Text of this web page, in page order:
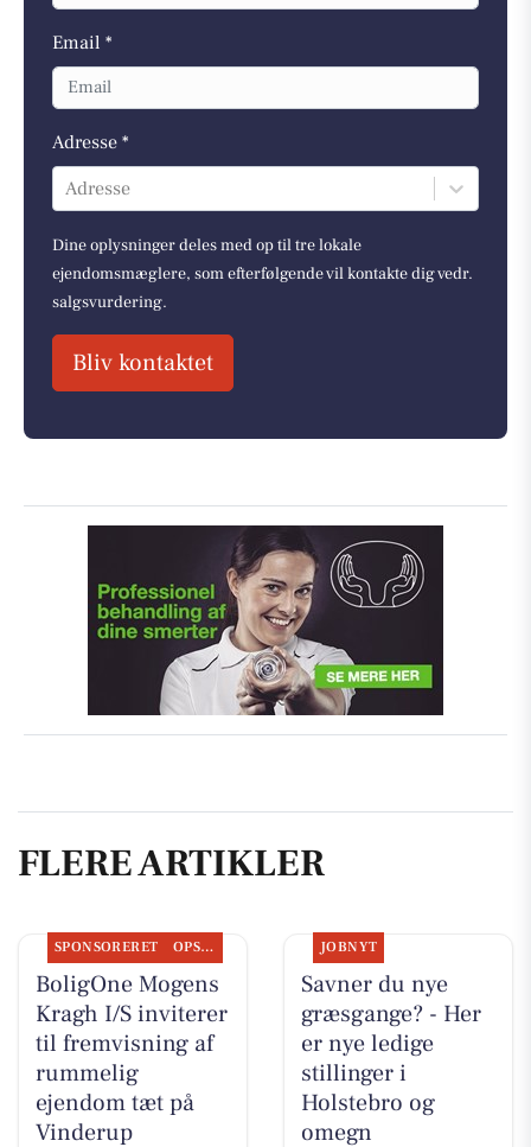
Email *
Adresse *
Adresse
Dine oplysninger deles med op til tre lokale
ejendomsmæglere, som efterfølgende vil kontakte dig vedr.
salgsvurdering.
Bliv kontaktet
FLERE ARTIKLER
SPONSORERET OPSLAGSTAVLEN
BoligOne Mogens
Kragh I/S inviterer
til fremvisning af
rummelig
ejendom tæt på
Vinderup
JOBNYT
Savner du nye
græsgange? - Her
er nye ledige
stillinger i
Holstebro og
omegn